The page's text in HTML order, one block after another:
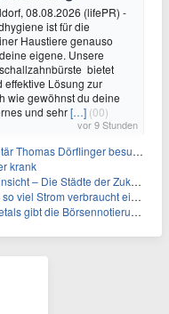
08.08.2026 (lifePR) -
ist für die
Haustiere genauso
eigene. Unsere
bietet
effektive Lösung zur
wie gewöhnst du deine
und sehr[…] (00)
vor 9 Stunden
Handwerksbetrieb im Kammerbezirk Freiburg
krank
Städte der Zukunft sind grün-blau
verbraucht ein Aufzug im Gebäude
an der Frankfurter Wertpapierbörse bekannt